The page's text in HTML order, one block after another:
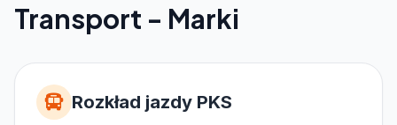
Transport - Marki
Rozkład jazdy PKS